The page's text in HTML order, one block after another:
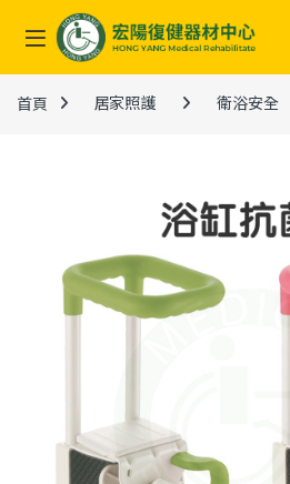
Skip to navigation
Skip to content
首頁 居家照護 衛浴安全